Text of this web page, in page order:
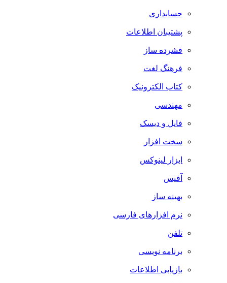
حسابداری
پشتیبان اطلاعات
فشرده ساز
فرهنگ لغت
کتاب الکترونیک
مهندسی
فایل و دیسک
سخت افزار
ابزار لینوکس
آفیس
بهینه ساز
نرم افزارهای فارسی
تلفن
برنامه نویسی
بازیابی اطلاعات